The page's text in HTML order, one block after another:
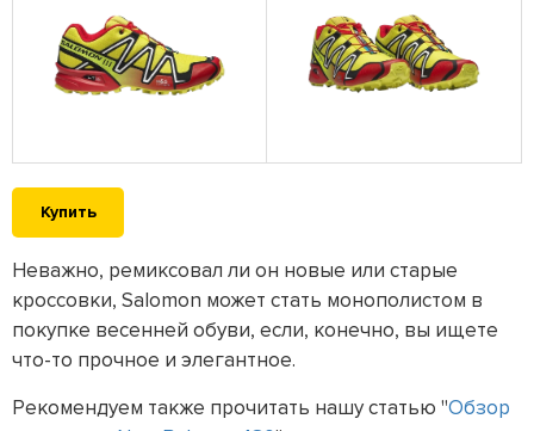
Купить
Неважно, ремиксовал ли он новые или старые
кроссовки, Salomon может стать монополистом в
покупке весенней обуви, если, конечно, вы ищете
что-то прочное и элегантное.
Рекомендуем также прочитать нашу статью "Обзор